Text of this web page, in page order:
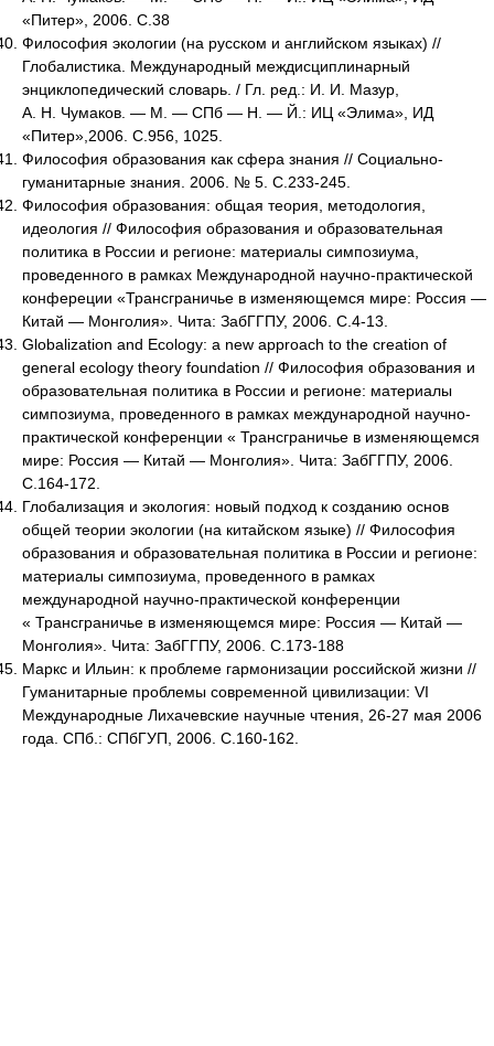
«Питер», 2006. С.38
Философия экологии (на русском и английском языках) //
Глобалистика. Международный междисциплинарный
энциклопедический словарь. / Гл. ред.: И. И. Мазур,
А. Н. Чумаков. — М. — СПб — Н. — Й.: ИЦ «Элима», ИД
«Питер»,2006. С.956, 1025.
Философия образования как сфера знания // Социально-
гуманитарные знания. 2006. № 5. С.233-245.
Философия образования: общая теория, методология,
идеология // Философия образования и образовательная
политика в России и регионе: материалы симпозиума,
проведенного в рамках Международной научно-практической
конфереции «Трансграничье в изменяющемся мире: Россия —
Китай — Монголия». Чита: ЗабГГПУ, 2006. С.4-13.
Globalization and Ecology: a new approach to the creation of
general ecology theory foundation // Философия образования и
образовательная политика в России и регионе: материалы
симпозиума, проведенного в рамках международной научно-
практической конференции « Трансграничье в изменяющемся
мире: Россия — Китай — Монголия». Чита: ЗабГГПУ, 2006.
С.164-172.
Глобализация и экология: новый подход к созданию основ
общей теории экологии (на китайском языке) // Философия
образования и образовательная политика в России и регионе:
материалы симпозиума, проведенного в рамках
международной научно-практической конференции
« Трансграничье в изменяющемся мире: Россия — Китай —
Монголия». Чита: ЗабГГПУ, 2006. С.173-188
Маркс и Ильин: к проблеме гармонизации российской жизни //
Гуманитарные проблемы современной цивилизации: VI
Международные Лихачевские научные чтения, 26-27 мая 2006
года. СПб.: СПбГУП, 2006. С.160-162.